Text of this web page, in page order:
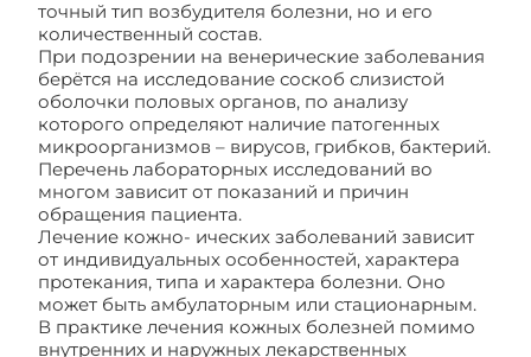
точный тип возбудителя болезни, но и его
количественный состав.
При подозрении на венерические заболевания
берётся на исследование соскоб слизистой
оболочки половых органов, по анализу
которого определяют наличие патогенных
микроорганизмов – вирусов, грибков, бактерий.
Перечень лабораторных исследований во
многом зависит от показаний и причин
обращения пациента.
Лечение кожно- ических заболеваний зависит
от индивидуальных особенностей, характера
протекания, типа и характера болезни. Оно
может быть амбулаторным или стационарным.
В практике лечения кожных болезней помимо
внутренних и наружных лекарственных